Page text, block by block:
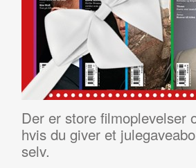
Der er store
hvis du giver et
selv.